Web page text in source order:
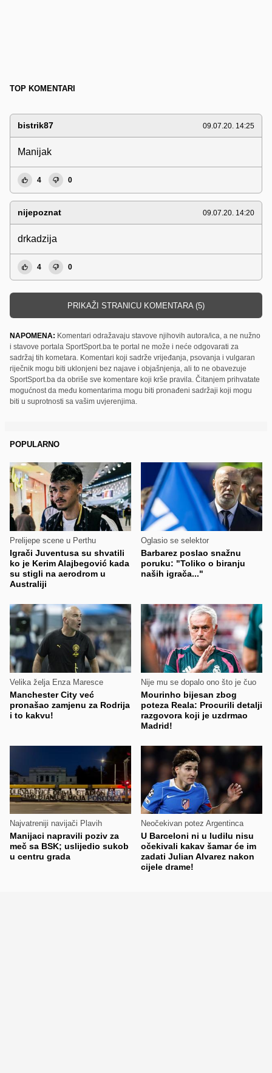
TOP KOMENTARI
bistrik87 09.07.20. 14:25
Manijak
4 0
nijepoznat 09.07.20. 14:20
drkadzija
4 0
PRIKAŽI STRANICU KOMENTARA (5)
NAPOMENA: Komentari odražavaju stavove njihovih autora/ica, a ne nužno
i stavove portala SportSport.ba te portal ne može i neće odgovarati za
sadržaj tih kometara. Komentari koji sadrže vrijeđanja, psovanja i vulgaran
riječnik mogu biti uklonjeni bez najave i objašnjenja, ali to ne obavezuje
SportSport.ba da obriše sve komentare koji krše pravila. Čitanjem prihvatate
mogućnost da među komentarima mogu biti pronađeni sadržaji koji mogu
biti u suprotnosti sa vašim uvjerenjima.
POPULARNO
Prelijepe scene u Perthu
Igrači Juventusa su shvatili
ko je Kerim Alajbegović kada
su stigli na aerodrom u
Australiji
Oglasio se selektor
Barbarez poslao snažnu
poruku: "Toliko o biranju
naših igrača..."
Velika želja Enza Maresce
Manchester City već
pronašao zamjenu za Rodrija
i to kakvu!
Nije mu se dopalo ono što je čuo
Mourinho bijesan zbog
poteza Reala: Procurili detalji
razgovora koji je uzdrmao
Madrid!
Najvatreniji navijači Plavih
Manijaci napravili poziv za
meč sa BSK; uslijedio sukob
u centru grada
Neočekivan potez Argentinca
U Barceloni ni u ludilu nisu
očekivali kakav šamar će im
zadati Julian Alvarez nakon
cijele drame!